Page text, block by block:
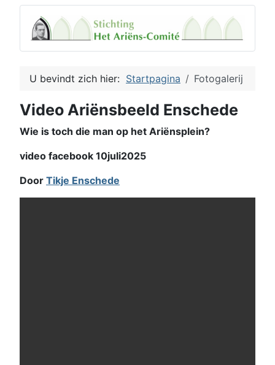
U bevindt zich hier: Startpagina Fotogalerij
Video Ariënsbeeld Enschede
Wie is toch die man op het Ariënsplein?
video facebook 10juli2025
Door Tikje Enschede